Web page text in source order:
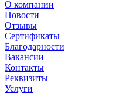
О компании
Новости
Отзывы
Сертификаты
Благодарности
Вакансии
Контакты
Реквизиты
Услуги